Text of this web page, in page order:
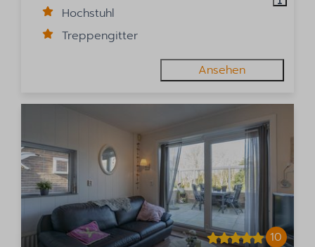
Hochstuhl
Treppengitter
Ansehen
10